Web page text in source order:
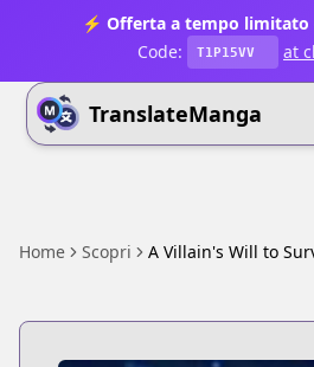
⚡ Offerta a tempo
Code:
T1P15VV at
TranslateManga
Home Scopri A Villain's Will to